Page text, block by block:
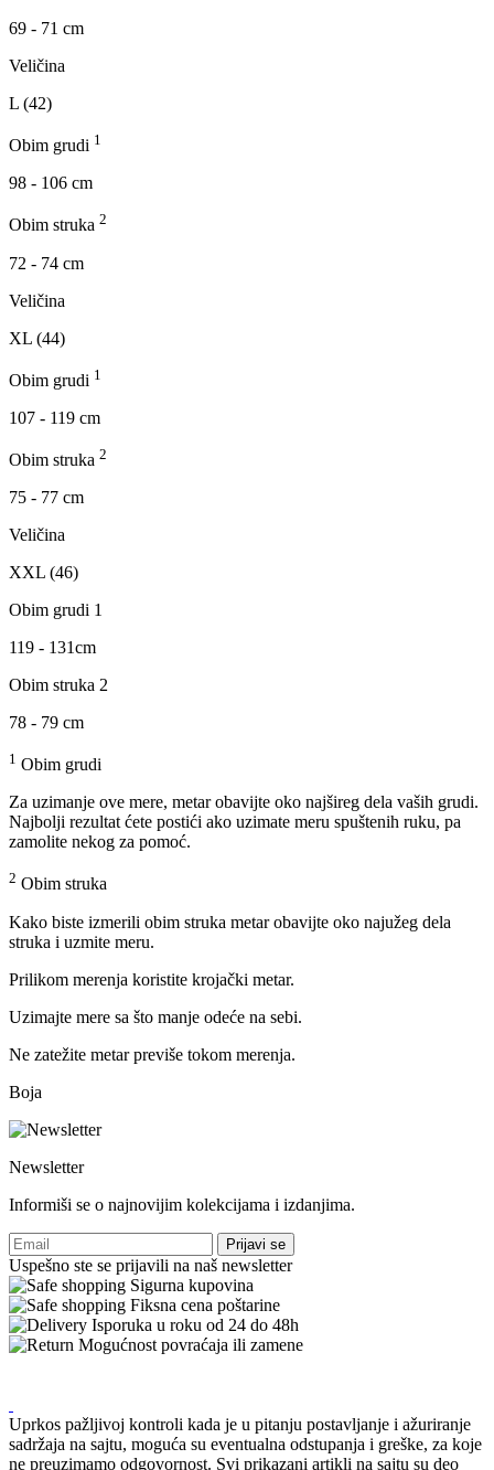
69 - 71 cm
Veličina
L (42)
Obim grudi 1
98 - 106 cm
Obim struka 2
72 - 74 cm
Veličina
XL (44)
Obim grudi 1
107 - 119 cm
Obim struka 2
75 - 77 cm
Veličina
XXL (46)
Obim grudi 1
119 - 131cm
Obim struka 2
78 - 79 cm
1 Obim grudi
Za uzimanje ove mere, metar obavijte oko najšireg dela vaših grudi.
Najbolji rezultat ćete postići ako uzimate meru spuštenih ruku, pa
zamolite nekog za pomoć.
2 Obim struka
Kako biste izmerili obim struka metar obavijte oko najužeg dela
struka i uzmite meru.
Prilikom merenja koristite krojački metar.
Uzimajte mere sa što manje odeće na sebi.
Ne zatežite metar previše tokom merenja.
Boja
Newsletter
Informiši se o najnovijim kolekcijama i izdanjima.
Prijavi se
Uspešno ste se prijavili na naš newsletter
Sigurna kupovina
Fiksna cena poštarine
Isporuka u roku od 24 do 48h
Mogućnost povraćaja ili zamene
Uprkos pažljivoj kontroli kada je u pitanju postavljanje i ažuriranje
sadržaja na sajtu, moguća su eventualna odstupanja i greške, za koje
ne preuzimamo odgovornost. Svi prikazani artikli na sajtu su deo